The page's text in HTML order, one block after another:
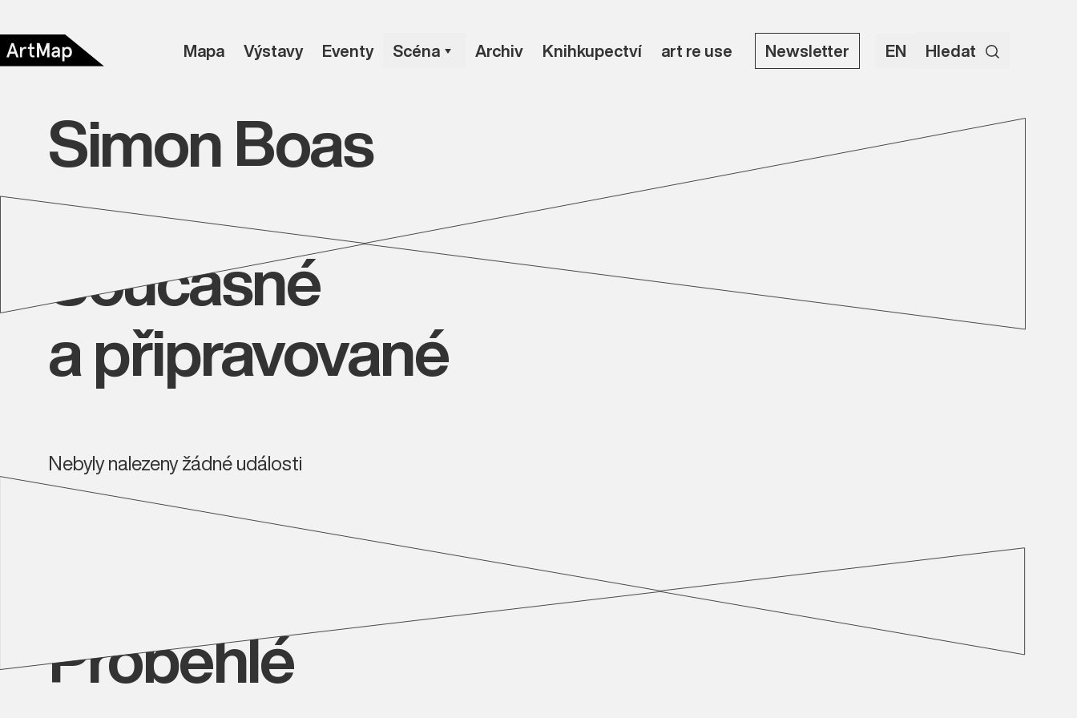
Mapa Výstavy Eventy Scéna Archiv Knihkupectví art re use Newsletter EN Hledat
Simon Boas
Současné
a připravované
Nebyly nalezeny žádné události
Proběhlé